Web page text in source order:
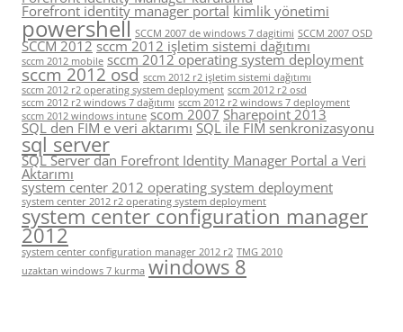
Forefront identity manager portal kimlik yönetimi
powershell SCCM 2007 de windows 7 dagitimi SCCM 2007 OSD
SCCM 2012 sccm 2012 işletim sistemi dağıtımı
sccm 2012 mobile sccm 2012 operating system deployment
sccm 2012 osd sccm 2012 r2 işletim sistemi dağıtımı
sccm 2012 r2 operating system deployment sccm 2012 r2 osd
sccm 2012 r2 windows 7 dağıtımı sccm 2012 r2 windows 7 deployment
sccm 2012 windows intune scom 2007 Sharepoint 2013
SQL den FIM e veri aktarımı SQL ile FIM senkronizasyonu
sql server
SQL Server dan Forefront Identity Manager Portal a Veri
Aktarımı
system center 2012 operating system deployment
system center 2012 r2 operating system deployment
system center configuration manager
2012
system center configuration manager 2012 r2 TMG 2010
uzaktan windows 7 kurma windows 8